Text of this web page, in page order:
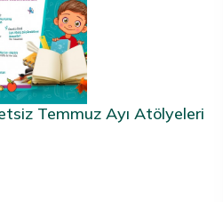
Temmuz Ayı Atölyeleri